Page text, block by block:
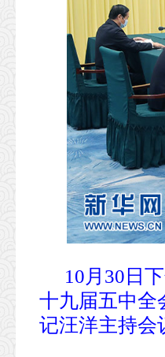
10月30日
十九届五中全
记汪洋主持会